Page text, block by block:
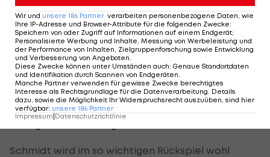
Ausrutscher bleibt.
„Wir haben die richtige Reaktion gezeigt, nicht nur
in spielerischer, sondern auch in mentaler
Hinsicht“, erklärt Schmidt, „das hat uns
Selbstvertrauen gegeben, wir werden den Weg
am Dienstag so fortsetzen.“
Schmidt wird im so wichtigen Rückspiel wohl
Wir und unsere 186 Partner verarbeiten personenbezogene Daten, wie
Ihre IP-Adresse und Browser-Attribute für die folgenden Zwecke:
Speichern von oder Zugriff auf Informationen auf einem Endgerät;
Personalisierte Werbung und Inhalte, Messung von Werbeleistung und
der Performance von Inhalten, Zielgruppenforschung sowie Entwicklung
und Verbesserung von Angeboten.
Diese Zwecke können unter Umständen auch: Genaue Standortdaten
und Identifikation durch Scannen von Endgeräten.
Manche Partner verwenden für gewisse Zwecke berechtigtes
Interesse als Rechtsgrundlage für die Datenverarbeitung. Details
dazu, sowie die Möglichkeit Ihr Widerspruchsrecht auszuüben, sind hier
verfügbar: unsere 186 Partner
Impressum Datenschutzrichtlinie